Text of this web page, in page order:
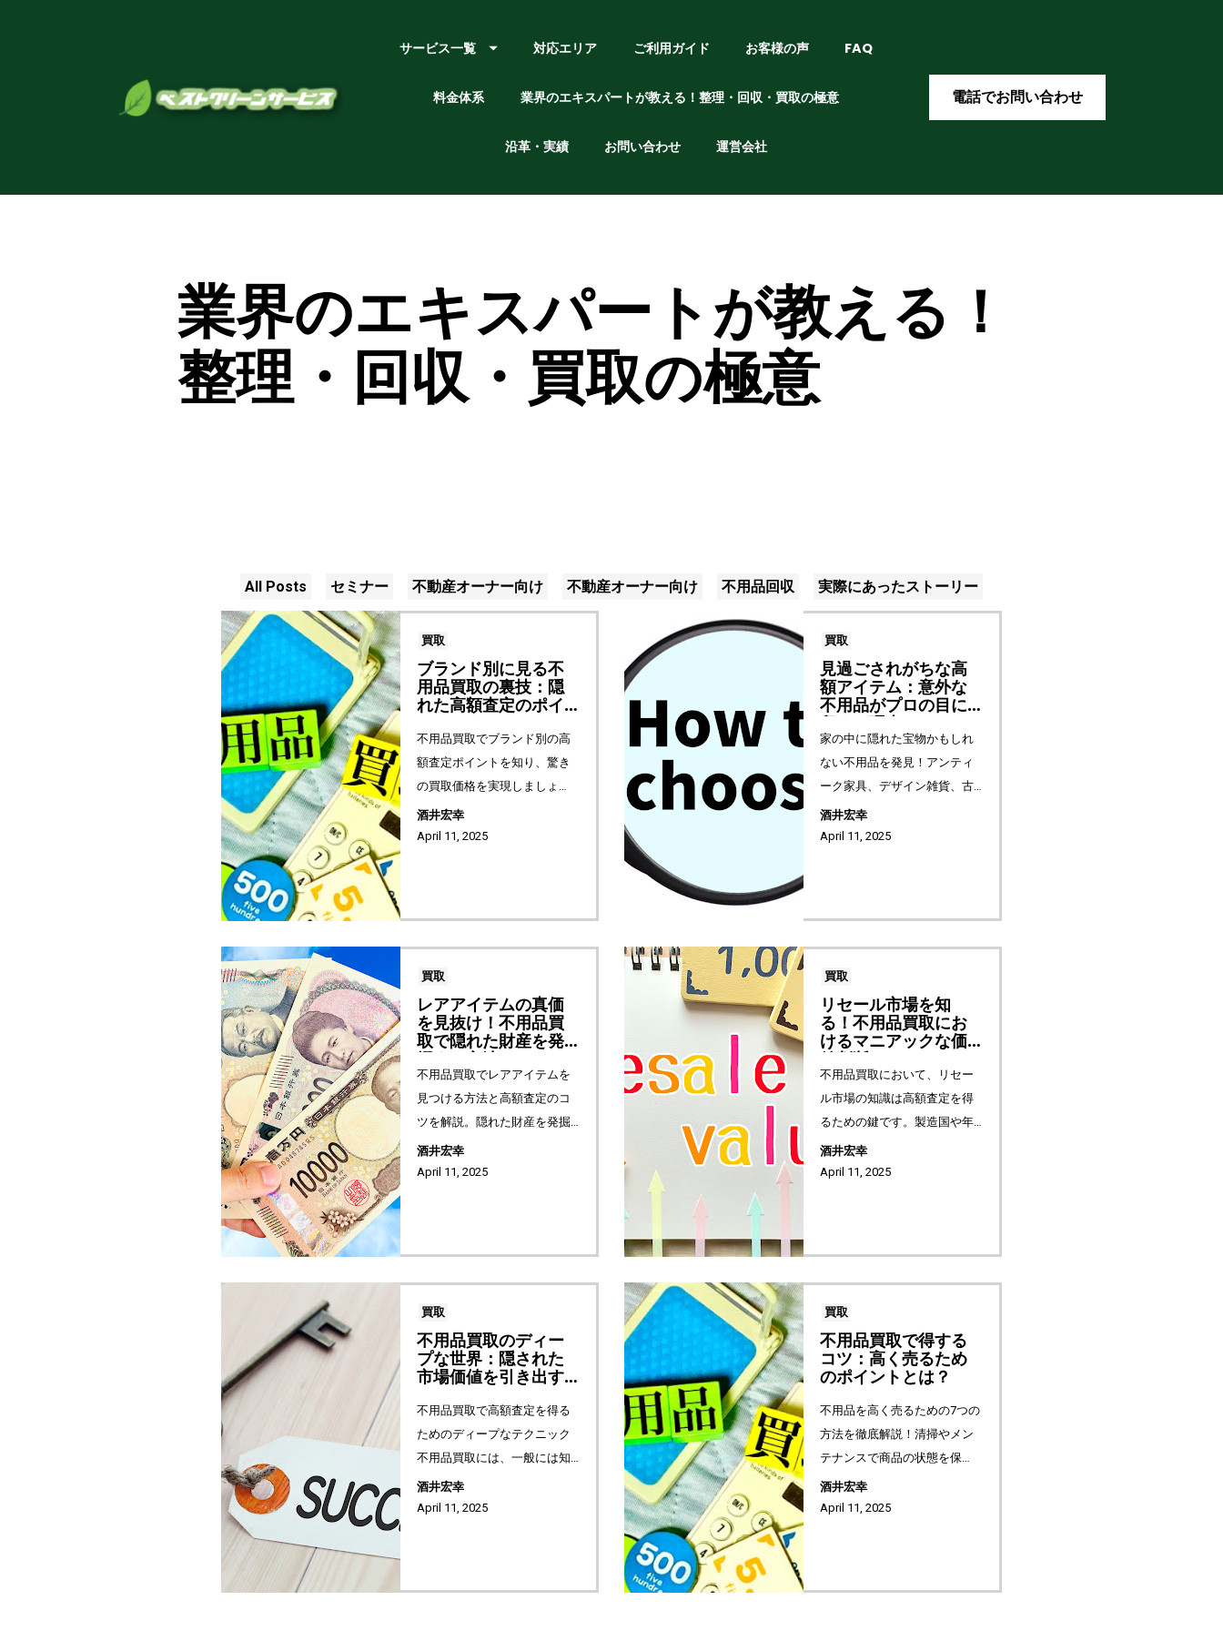
サービス一覧 対応エリア ご利用ガイド お客様の声 FAQ
料金体系 業界のエキスパートが教える！整理・回収・買取の極意
沿革・実績 お問い合わせ 運営会社
電話でお問い合わせ
業界のエキスパートが教える！
整理・回収・買取の極意
All Posts セミナー 不動産オーナー向け 不動産オーナー向け 不用品回収 実際にあったストーリー
買取
ブランド別に見る不
用品買取の裏技：隠
れた高額査定のポイ
不用品買取でブランド別の高
額査定ポイントを知り、驚き
の買取価格を実現しましょ
う。限定モデルやリサイクル
可能なブランドアイテムの買
酒井宏幸
April 11, 2025
買取
見過ごされがちな高
額アイテム：意外な
不用品がプロの目に
留まる理由
家の中に隠れた宝物かもしれ
ない不用品を発見！アンティ
ーク家具、デザイン雑貨、古
いゲームやおもちゃ、ヴィン
テージファッション、宝石、
酒井宏幸
April 11, 2025
買取
レアアイテムの真価
を見抜け！不用品買
取で隠れた財産を発
掘する方法
不用品買取でレアアイテムを
見つける方法と高額査定のコ
ツを解説。隠れた財産を発掘
し、価値を最大限に引き出す
ポイントを紹介します。専門
酒井宏幸
April 11, 2025
買取
リセール市場を知
る！不用品買取にお
けるマニアックな価
値判断
不用品買取において、リセー
ル市場の知識は高額査定を得
るための鍵です。製造国や年
代、ブランドの歴史を深掘り
し、マニアックな価値を判断
酒井宏幸
April 11, 2025
買取
不用品買取のディー
プな世界：隠された
市場価値を引き出す
不用品買取で高額査定を得る
ためのディープなテクニック
不用品買取には、一般には知
られていないテクニックが数
多く存在します。ニッチ市場
酒井宏幸
April 11, 2025
買取
不用品買取で得する
コツ：高く売るため
のポイントとは？
不用品を高く売るための7つの
方法を徹底解説！清掃やメン
テナンスで商品の状態を保
ち、付属品を揃え、市場価値
をリサーチすることが買取価
酒井宏幸
April 11, 2025